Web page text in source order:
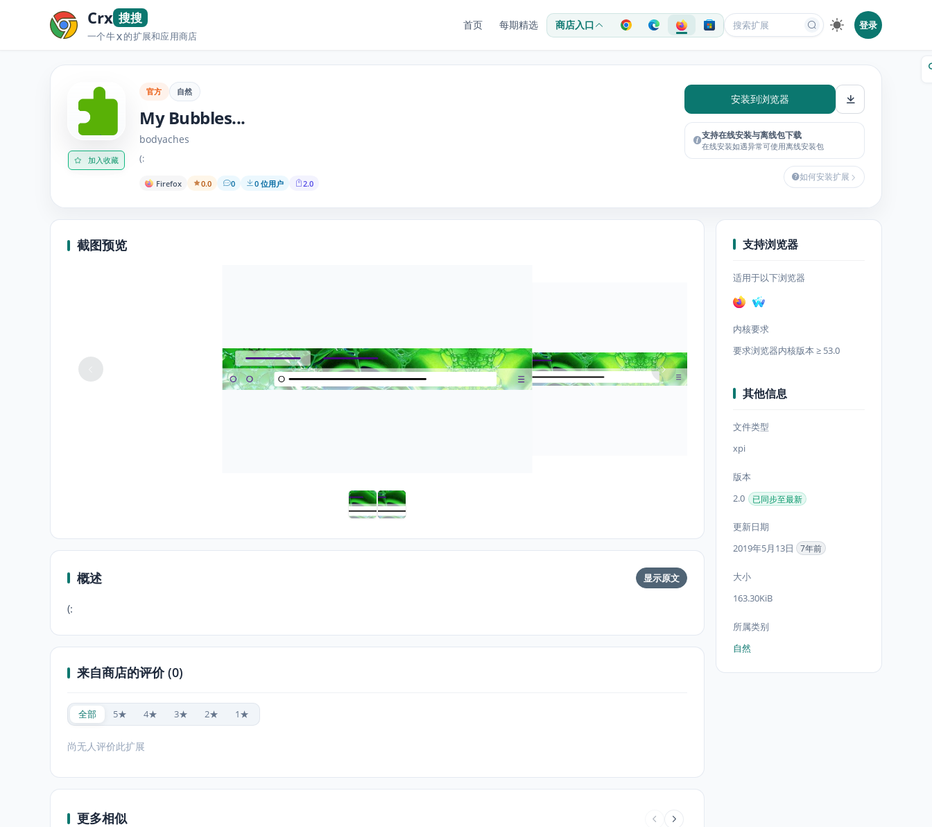
Crx 搜搜
一个牛X的扩展和应用商店
首页 每期精选 商店入口 登录
加入收藏
官方 自然
My Bubbles...
bodyaches
(:
Firefox 0.0 0 0 位用户 2.0
安装到浏览器
支持在线安装与离线包下载
在线安装如遇异常可使用离线安装包
如何安装扩展
截图预览
概述 显示原文
(:
来自商店的评价 (0)
全部 5★ 4★ 3★ 2★ 1★
尚无人评价此扩展
更多相似
支持浏览器
适用于以下浏览器
内核要求
要求浏览器内核版本 ≥ 53.0
其他信息
文件类型
xpi
版本
2.0
已同步至最新
更新日期
2019年5月13日
7年前
大小
163.30KiB
所属类别
自然